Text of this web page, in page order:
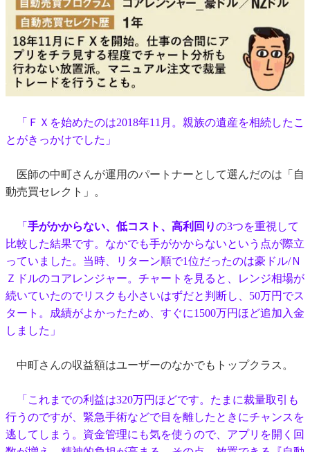
「ＦＸを始めたのは2018年11月。親族の遺産を相続したこ
とがきっかけでした」
医師の中町さんが運用のパートナーとして選んだのは「自
動売買セレクト」。
「 手がかからない、低コスト、高利回りの3つを重視して
比較した結果です。なかでも手がかからないという点が際立
っていました。当時、リターン順で1位だったのは豪ドル/Ｎ
Ｚドルのコアレンジャー。チャートを見ると、レンジ相場が
続いていたのでリスクも小さいはずだと判断し、50万円でス
タート。成績がよかったため、すぐに1500万円ほど追加入金
しました」
中町さんの収益額はユーザーのなかでもトップクラス。
「これまでの利益は320万円ほどです。たまに裁量取引も
行うのですが、緊急手術などで目を離したときにチャンスを
逃してしまう。資金管理にも気を使うので、アプリを開く回